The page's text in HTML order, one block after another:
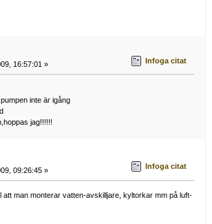
16:57:01 » Infoga citat
inte är igång
jag!!!!!!
09:26:45 » Infoga citat
att man monterar vatten-avskilljare, kyltorkar mm på luft-